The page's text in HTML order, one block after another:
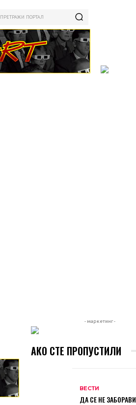
ПРЕТРАЖИ ПОРТАЛ
- маркетинг -
АКО СТЕ ПРОПУСТИЛИ
ВЕСТИ
ДА СЕ НЕ ЗАБОРАВИ